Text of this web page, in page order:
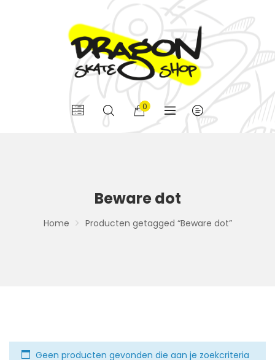
0
Beware dot
Home Producten getagged “Beware dot”
Geen producten gevonden die aan je zoekcriteria